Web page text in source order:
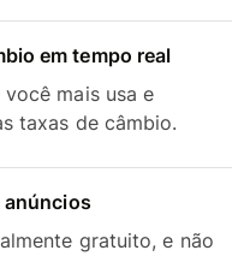
em tempo real
mais usa e
taxas de câmbio.
gratuito, e não